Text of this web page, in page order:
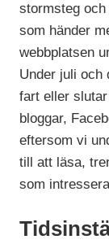
stormsteg
som händer
webbplatsen
Under juli och
fart eller
bloggar,
eftersom vi
till att läsa,
som